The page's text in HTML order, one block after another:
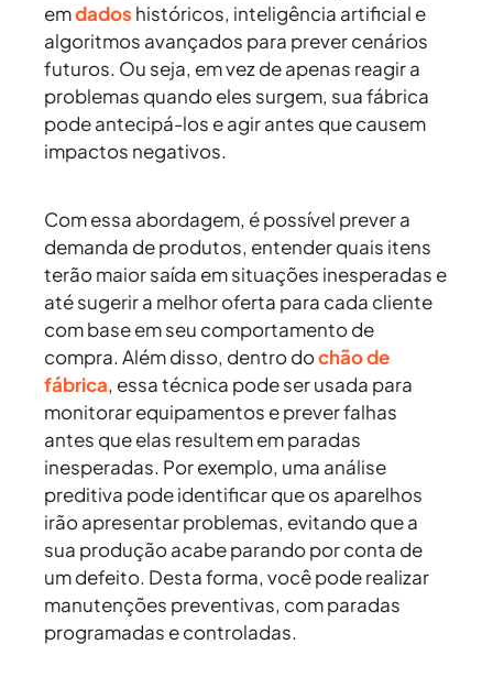
emdados históricos, inteligência artificial e
algoritmos avançados para prever cenários
futuros. Ou seja, em vez de apenas reagir a
problemas quando eles surgem, sua fábrica
pode antecipá-los e agir antes que causem
impactos negativos.
Com essa abordagem, é possível prever a
demanda de produtos, entender quais itens
terão maior saída em situações inesperadas e
até sugerir a melhor oferta para cada cliente
com base em seu comportamento de
compra. Além disso, dentro dochão de
fábrica, essa técnica pode ser usada para
monitorar equipamentos e prever falhas
antes que elas resultem em paradas
inesperadas. Por exemplo, uma análise
preditiva pode identificar que os aparelhos
irão apresentar problemas, evitando que a
sua produção acabe parando por conta de
um defeito. Desta forma, você pode realizar
manutenções preventivas, com paradas
programadas e controladas.